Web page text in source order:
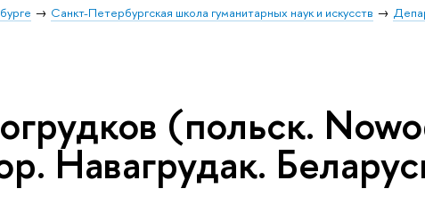
Санкт-Петербургская школа гуманитарных наук и искусств
(польск.
Навагрудак.